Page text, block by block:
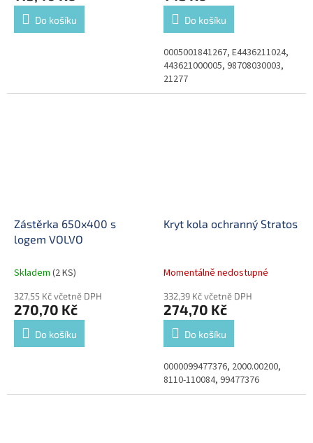
Do košíku Do košíku
0005001841267, E4436211024,
443621000005, 98708030003,
21277
Zástěrka 650x400 s
logem VOLVO
Skladem (2 KS)
327,55 Kč včetně DPH
270,70 Kč
Do košíku
Kryt kola ochranný Stratos
Momentálně nedostupné
332,39 Kč včetně DPH
274,70 Kč
Do košíku
0000099477376, 2000.00200,
8110-110084, 99477376